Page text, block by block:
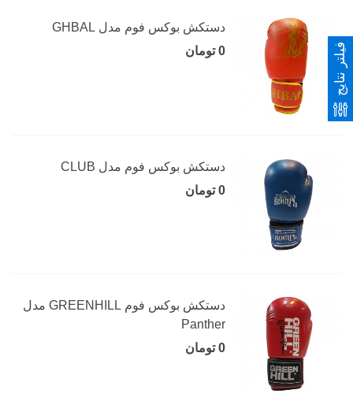
دستکش بوکس فوم مدل GHBAL
0 تومان
دستکش بوکس فوم مدل CLUB
0 تومان
دستکش بوکس فوم GREENHILL مدل
Panther
0 تومان
فیلتر نتایج